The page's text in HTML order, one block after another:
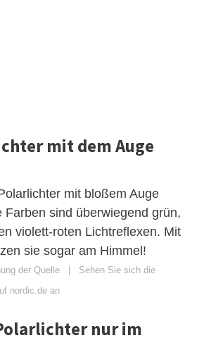
mit dem Auge
mit bloßem Auge
Farben sind überwiegend grün,
violett-roten Lichtreflexen. Mit
sie sogar am Himmel!
der Quelle
Sehen Sie sich die
nordic.de an
nur im